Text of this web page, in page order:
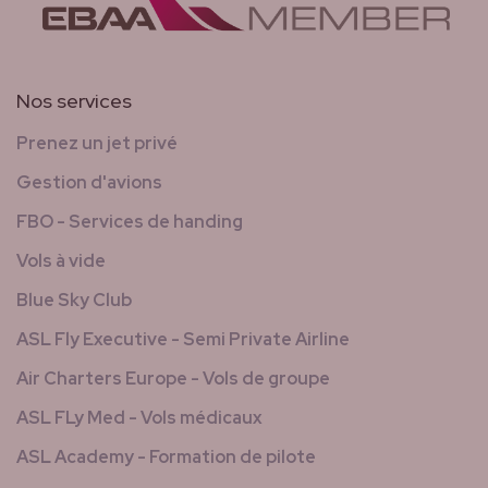
Nos services
Prenez un jet privé
Gestion d'avions
FBO - Services de handing
Vols à vide
Blue Sky Club
ASL Fly Executive - Semi Private Airline
Air Charters Europe - Vols de groupe
ASL FLy Med - Vols médicaux
ASL Academy - Formation de pilote